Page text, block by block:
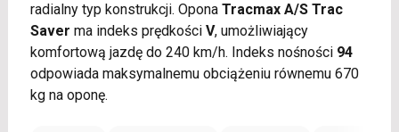
radialny typ konstrukcji. Opona Tracmax A/S Trac
Saver ma indeks prędkości V, umożliwiający
komfortową jazdę do 240 km/h. Indeks nośności 94
odpowiada maksymalnemu obciążeniu równemu 670
kg na oponę.